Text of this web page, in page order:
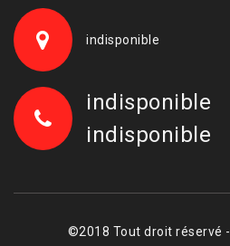
indisponible
indisponible
indisponible
©2018 Tout droit réservé -